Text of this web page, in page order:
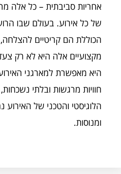
אחריות סביבתית – כל אלה
של כל אירוע. בעולם שבו
הכוללת הם קריטיים
מקצועיים אלה היא לא רק
היא מאפשרת למארגני
חוויות מרגשות ובלתי
הלוגיסטי והטכני של האירוע
ומנוסות.